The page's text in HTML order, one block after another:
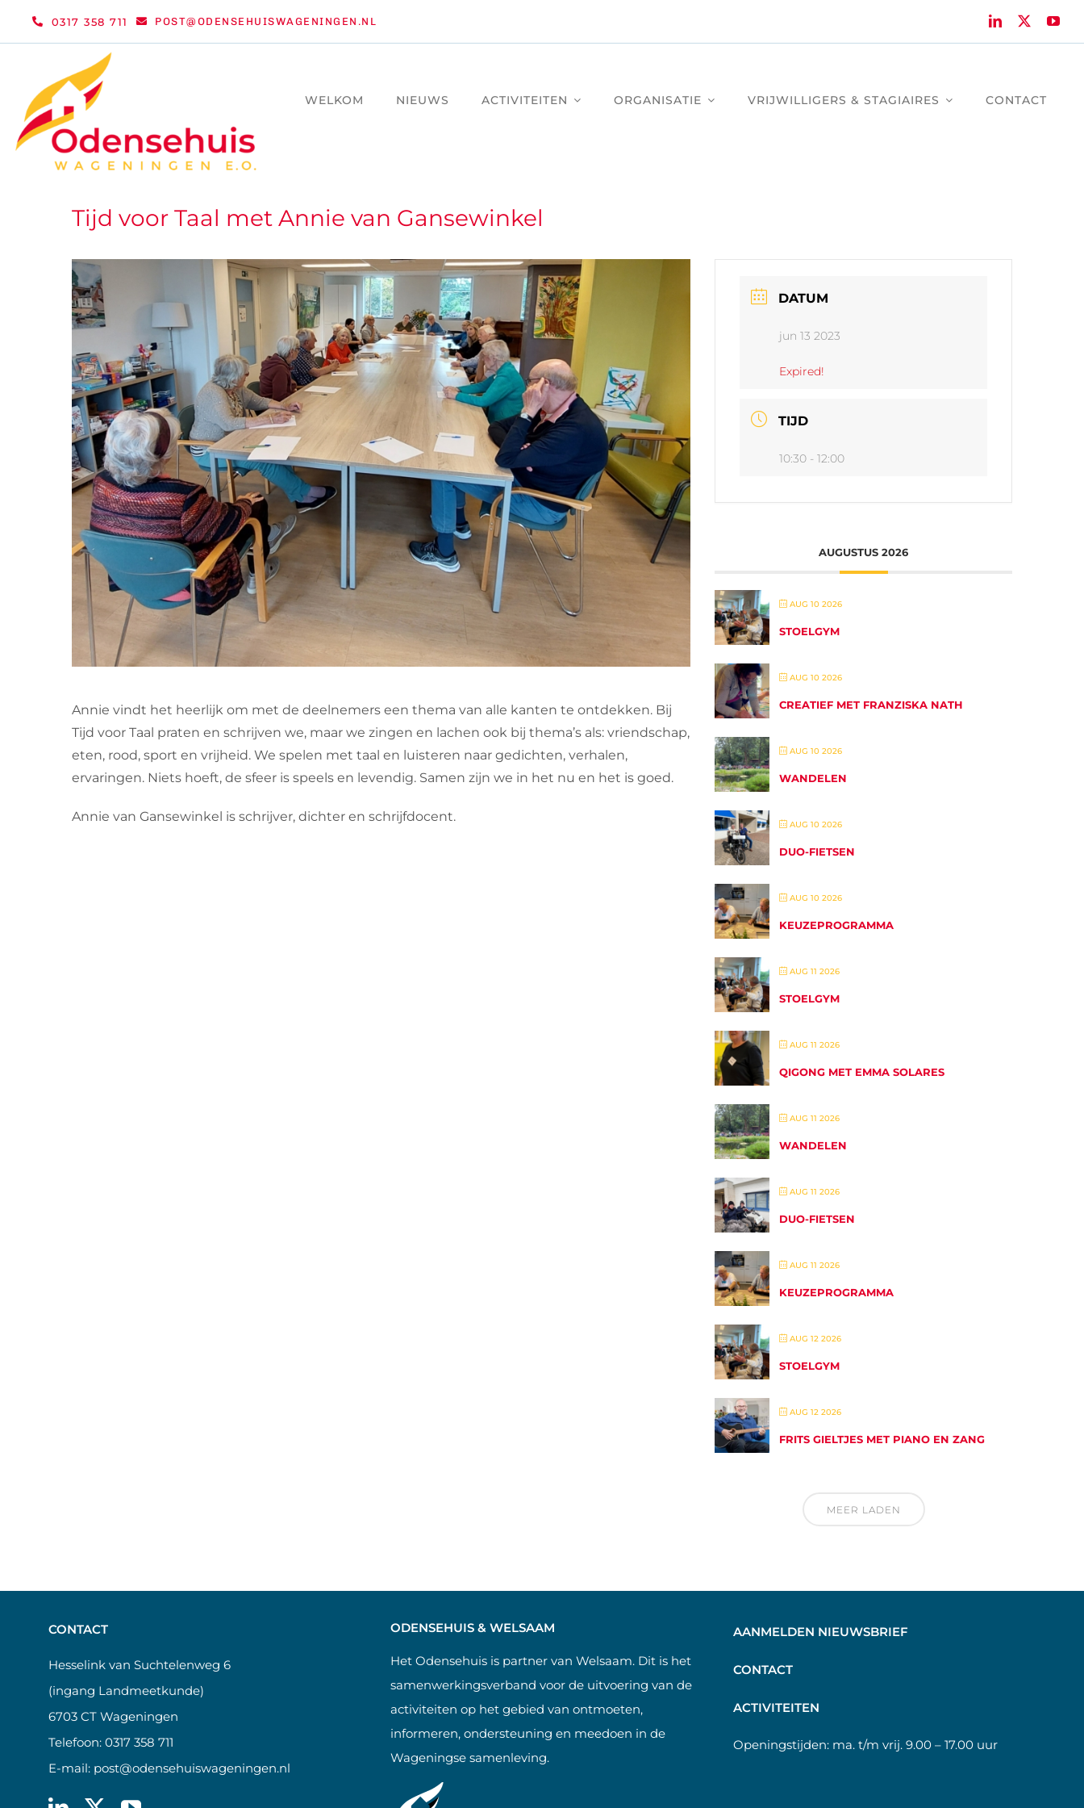
0317 358 711 POST@ODENSEHUISWAGENINGEN.NL
WELKOM NIEUWS ACTIVITEITEN ORGANISATIE VRIJWILLIGERS & STAGIAIRES CONTACT
Tijd voor Taal met Annie van Gansewinkel
Annie vindt het heerlijk om met de deelnemers een thema van alle kanten te ontdekken. Bij
Tijd voor Taal praten en schrijven we, maar we zingen en lachen ook bij thema’s als: vriendschap,
eten, rood, sport en vrijheid. We spelen met taal en luisteren naar gedichten, verhalen,
ervaringen. Niets hoeft, de sfeer is speels en levendig. Samen zijn we in het nu en het is goed.
Annie van Gansewinkel is schrijver, dichter en schrijfdocent.
DATUM
jun 13 2023
Expired!
TIJD
10:30 - 12:00
AUGUSTUS 2026
AUG 10 2026
STOELGYM
AUG 10 2026
CREATIEF MET FRANZISKA NATH
AUG 10 2026
WANDELEN
AUG 10 2026
DUO-FIETSEN
AUG 10 2026
KEUZEPROGRAMMA
AUG 11 2026
STOELGYM
AUG 11 2026
QIGONG MET EMMA SOLARES
AUG 11 2026
WANDELEN
AUG 11 2026
DUO-FIETSEN
AUG 11 2026
KEUZEPROGRAMMA
AUG 12 2026
STOELGYM
AUG 12 2026
FRITS GIELTJES MET PIANO EN ZANG
MEER LADEN
CONTACT
Hesselink van Suchtelenweg 6
(ingang Landmeetkunde)
6703 CT Wageningen
Telefoon: 0317 358 711
E-mail: post@odensehuiswageningen.nl
ODENSEHUIS & WELSAAM
Het Odensehuis is partner van Welsaam. Dit is het
samenwerkingsverband voor de uitvoering van de
activiteiten op het gebied van ontmoeten,
informeren, ondersteuning en meedoen in de
Wageningse samenleving.
AANMELDEN NIEUWSBRIEF
CONTACT
ACTIVITEITEN
Openingstijden: ma. t/m vrij. 9.00 – 17.00 uur